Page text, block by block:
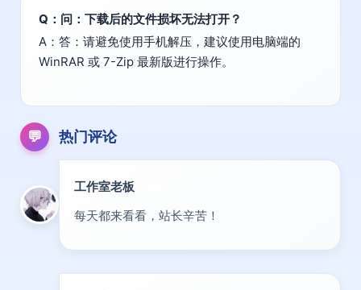
Q：问：下载后的文件损坏无法打开？
A：答：请避免使用手机解压，建议使用电脑端的
WinRAR 或 7-Zip 最新版进行操作。
💬 热门评论
工作室老板
每天都来看看，站长辛苦！